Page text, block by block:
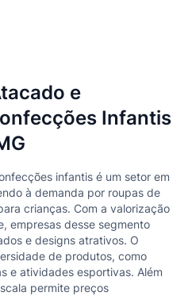
e
Infantis
infantis é um setor em
à demanda por roupas de
crianças. Com a valorização
empresas desse segmento
e designs atrativos. O
de produtos, como
e atividades esportivas. Além
permite preços